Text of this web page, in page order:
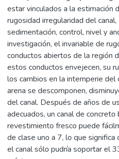
estar vinculados a la estimación
rugosidad irregularidad del
sedimentación, control, nivel y
investigación, el invariable de
conductos abiertos de la región
estos conductos envejecen, su
los cambios en la intemperie del
arena se descomponen,
del canal. Después de años de
adecuados, un canal de concreto
revestimiento fresco puede
de clase uno a 7, lo que significa
el canal sólo pudría soportar el